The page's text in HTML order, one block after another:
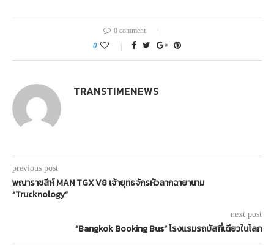
0 comment
0
TRANSTIMENEWS
previous post
พญาราชสีห์ MAN TGX V8 เจ้ายุทธจักรหัวลากฉายานาม
“Trucknology”
next post
“Bangkok Booking Bus” โรงแรมรถบัสที่เดียวในโลก